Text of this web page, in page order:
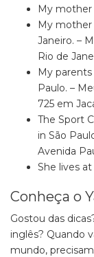
My mother
My mother
Janeiro. –
Rio de
My parents
Paulo. –
725 em
The Sport
in São
Avenida
She lives at
Conheça o
Gostou das
inglês? Quando
mundo,